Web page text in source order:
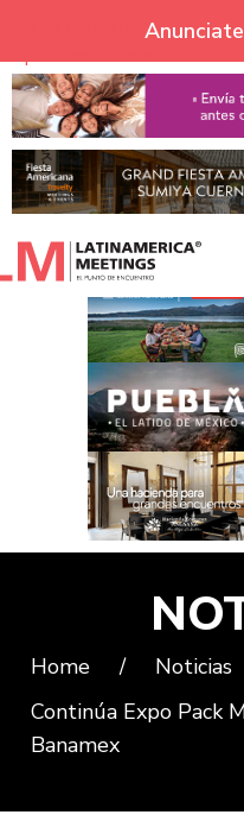
Skip to navigation
Skip to main content
Home / Noticias
Continúa Expo Pack
Banamex